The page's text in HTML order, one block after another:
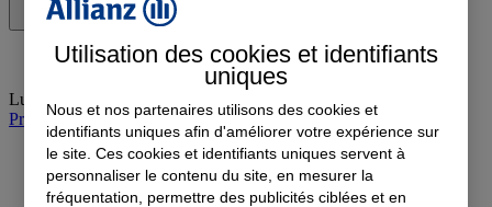
Lundi
Prendre rendez-vous à l'agence
Utilisation des cookies et identifiants
uniques
Nous et nos partenaires utilisons des cookies et
identifiants uniques afin d'améliorer votre expérience sur
le site. Ces cookies et identifiants uniques servent à
personnaliser le contenu du site, en mesurer la
fréquentation, permettre des publicités ciblées et en